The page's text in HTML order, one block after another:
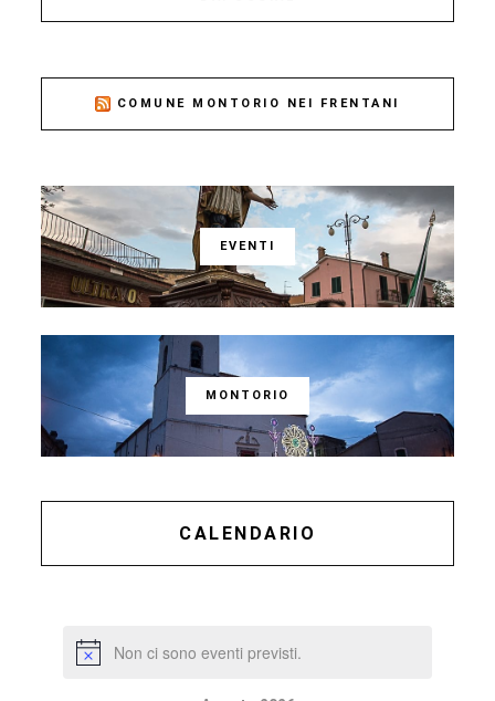
COMUNE MONTORIO NEI FRENTANI
EVENTI
MONTORIO
CALENDARIO
Non ci sono eventi previsti.